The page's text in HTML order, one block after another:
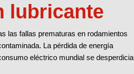
lubricante
las fallas prematuras en rodamientos
La pérdida de energía
eléctrico mundial se desperdicia